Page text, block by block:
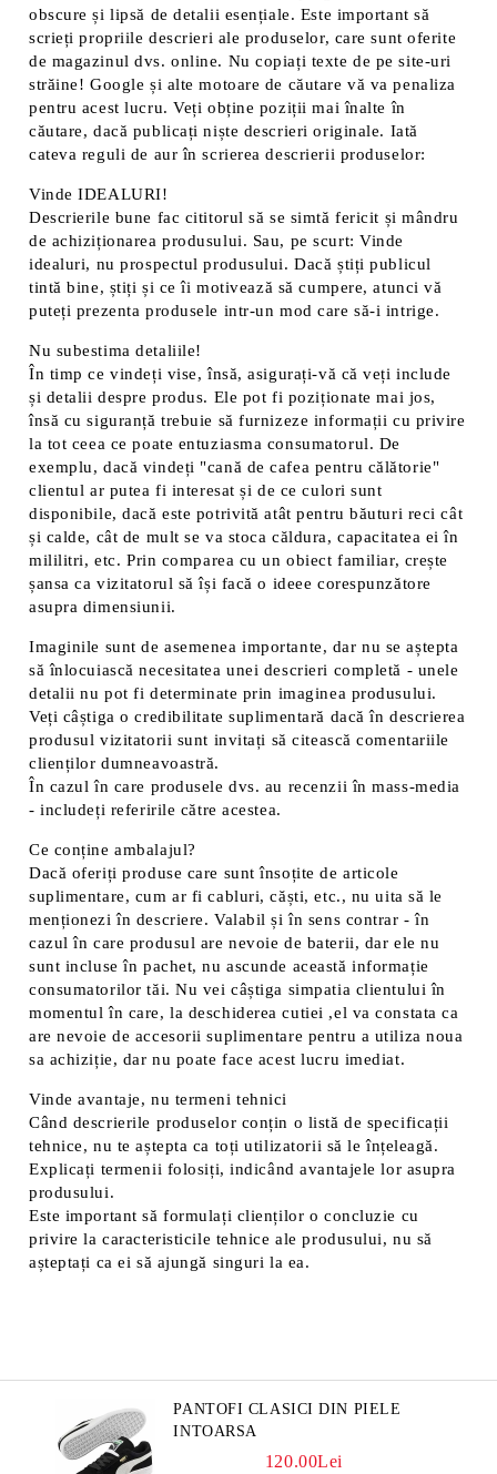
obscure și lipsă de detalii esențiale. Este important să
scrieți propriile descrieri ale produselor, care sunt oferite
de magazinul dvs. online. Nu copiați texte de pe site-uri
străine! Google și alte motoare de căutare vă va penaliza
pentru acest lucru. Veți obține poziții mai înalte în
căutare, dacă publicați niște descrieri originale. Iată
cateva reguli de aur în scrierea descrierii produselor:
Vinde IDEALURI!
Descrierile bune fac cititorul să se simtă fericit și mândru
de achiziționarea produsului. Sau, pe scurt: Vinde
idealuri, nu prospectul produsului. Dacă știți publicul
tintă bine, știți și ce îi motivează să cumpere, atunci vă
puteți prezenta produsele intr-un mod care să-i intrige.
Nu subestima detaliile!
În timp ce vindeți vise, însă, asigurați-vă că veți include
și detalii despre produs. Ele pot fi poziționate mai jos,
însă cu siguranță trebuie să furnizeze informații cu privire
la tot ceea ce poate entuziasma consumatorul. De
exemplu, dacă vindeți "cană de cafea pentru călătorie"
clientul ar putea fi interesat și de ce culori sunt
disponibile, dacă este potrivită atât pentru băuturi reci cât
și calde, cât de mult se va stoca căldura, capacitatea ei în
mililitri, etc. Prin comparea cu un obiect familiar, crește
șansa ca vizitatorul să își facă o ideee corespunzătore
asupra dimensiunii.
Imaginile sunt de asemenea importante, dar nu se aștepta
să înlocuiască necesitatea unei descrieri completă - unele
detalii nu pot fi determinate prin imaginea produsului.
Veți câștiga o credibilitate suplimentară dacă în descrierea
produsul vizitatorii sunt invitați să citească comentariile
clienților dumneavoastră.
În cazul în care produsele dvs. au recenzii în mass-media
- includeți referirile către acestea.
Ce conține ambalajul?
Dacă oferiți produse care sunt însoțite de articole
suplimentare, cum ar fi cabluri, căști, etc., nu uita să le
menționezi în descriere. Valabil și în sens contrar - în
cazul în care produsul are nevoie de baterii, dar ele nu
sunt incluse în pachet, nu ascunde această informație
consumatorilor tăi. Nu vei câștiga simpatia clientului în
momentul în care, la deschiderea cutiei ,el va constata ca
are nevoie de accesorii suplimentare pentru a utiliza noua
sa achiziție, dar nu poate face acest lucru imediat.
Vinde avantaje, nu termeni tehnici
Când descrierile produselor conțin o listă de specificații
tehnice, nu te aștepta ca toți utilizatorii să le înțeleagă.
Explicați termenii folosiți, indicând avantajele lor asupra
produsului.
Este important să formulați clienților o concluzie cu
privire la caracteristicile tehnice ale produsului, nu să
așteptați ca ei să ajungă singuri la ea.
PANTOFI CLASICI DIN PIELE
INTOARSA
120.00Lei